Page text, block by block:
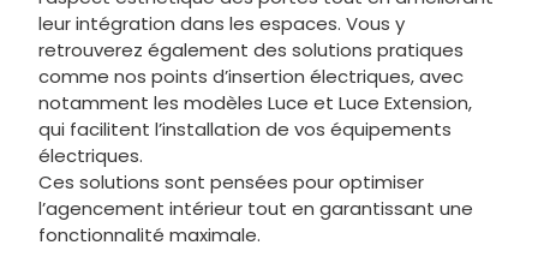
leur intégration dans les espaces. Vous y
retrouverez également des solutions pratiques
comme nos points d’insertion électriques, avec
notamment les modèles Luce et Luce Extension,
qui facilitent l’installation de vos équipements
électriques.
Ces solutions sont pensées pour optimiser
l’agencement intérieur tout en garantissant une
fonctionnalité maximale.